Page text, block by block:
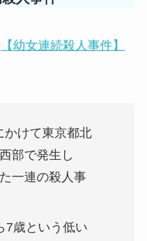
【幼女連続殺人事件】
かけて東京都北
部で発生し
一連の殺人事
7歳という低い